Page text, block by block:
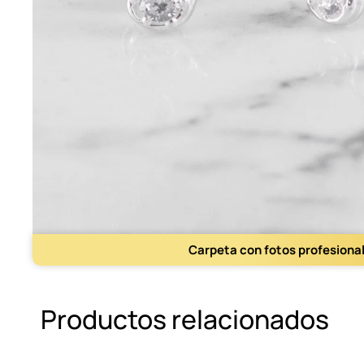
Carpeta con fotos
Productos relacionados